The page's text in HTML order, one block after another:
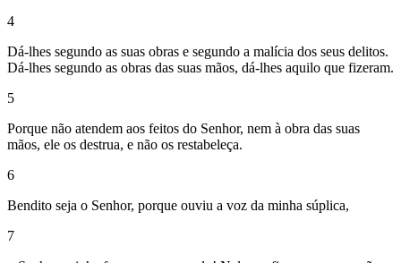
4
Dá-lhes segundo as suas obras e segundo a malícia dos seus delitos.
Dá-lhes segundo as obras das suas mãos, dá-lhes aquilo que fizeram.
5
Porque não atendem aos feitos do Senhor, nem à obra das suas
mãos, ele os destrua, e não os restabeleça.
6
Bendito seja o Senhor, porque ouviu a voz da minha súplica,
7